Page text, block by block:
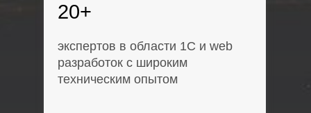
20+
экспертов в области 1С и web
разработок с широким
техническим опытом